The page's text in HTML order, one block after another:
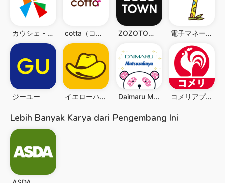
カウシェ - テレビ等で紹介多数！ショッピングアプリ cotta（コッタ）- お菓子＆パン作りの材料・道具・レシピ ZOZOTOWN ファッション通販 電子マネーnanaco アプリでチャージ・ポイントも貯まる
ジーユー イエローハット公式アプリ Daimaru Matsuzakaya Mobile App コメリアプリ
Lebih Banyak Karya dari Pengembang Ini